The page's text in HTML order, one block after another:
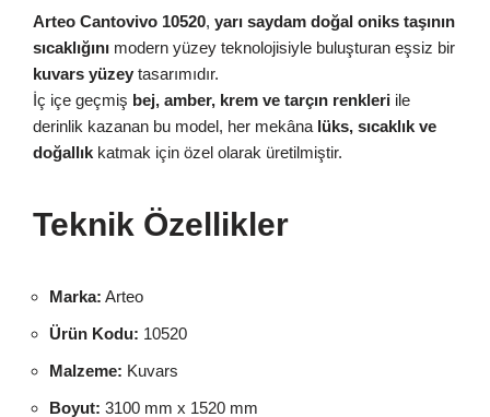
Arteo Cantovivo 10520, yarı saydam doğal oniks taşının
sıcaklığını modern yüzey teknolojisiyle buluşturan eşsiz bir
kuvars yüzey tasarımıdır.
İç içe geçmiş bej, amber, krem ve tarçın renkleri ile
derinlik kazanan bu model, her mekâna lüks, sıcaklık ve
doğallık katmak için özel olarak üretilmiştir.
Teknik Özellikler
Marka: Arteo
Ürün Kodu: 10520
Malzeme: Kuvars
Boyut: 3100 mm x 1520 mm